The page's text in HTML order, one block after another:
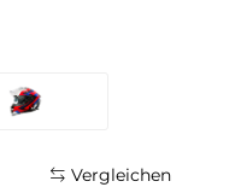
Vergleichen